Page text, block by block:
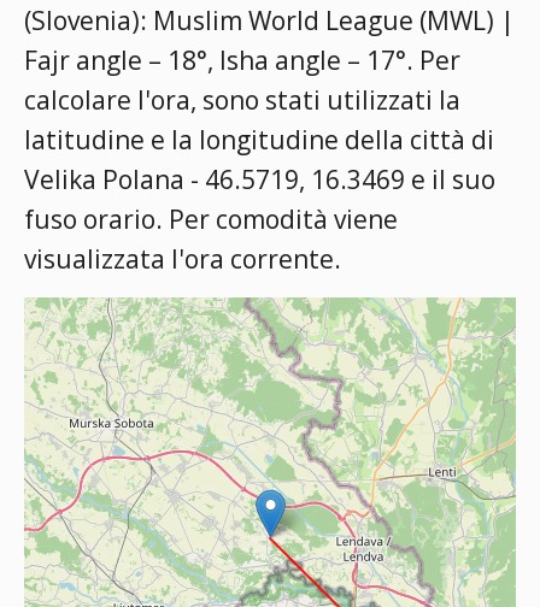
(Slovenia): Muslim World League (MWL) |
Fajr angle – 18°, Isha angle – 17°. Per
calcolare l'ora, sono stati utilizzati la
latitudine e la longitudine della città di
Velika Polana - 46.5719, 16.3469 e il suo
fuso orario. Per comodità viene
visualizzata l'ora corrente.